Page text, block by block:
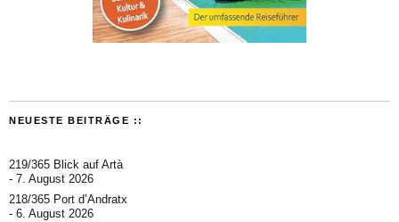
NEUESTE BEITRÄGE ::
219/365 Blick auf Artà
7. August 2026
218/365 Port d’Andratx
6. August 2026